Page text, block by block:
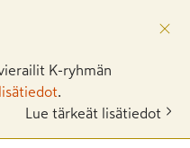
K-ryhmän
Lue tärkeät lisätiedot